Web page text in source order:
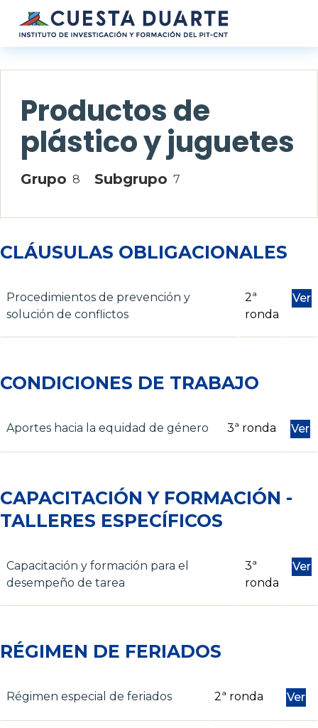
Pasar al contenido principal
Productos de
plástico y juguetes
Grupo 8 Subgrupo 7
CLÁUSULAS OBLIGACIONALES
Procedimientos de prevención y
solución de conflictos
2ª
ronda
Ver
CONDICIONES DE TRABAJO
Aportes hacia la equidad de género 3ª ronda Ver
CAPACITACIÓN Y FORMACIÓN -
TALLERES ESPECÍFICOS
Capacitación y formación para el
desempeño de tarea
3ª
ronda
Ver
RÉGIMEN DE FERIADOS
Régimen especial de feriados 2ª ronda Ver